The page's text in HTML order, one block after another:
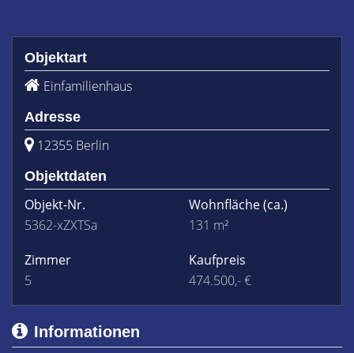
Objektart
Einfamilienhaus
Adresse
12355 Berlin
Objektdaten
Objekt-Nr.
5362-xZXTSa
Wohnfläche(ca.)
131 m²
Zimmer
5
Kaufpreis
474.500,- €
Informationen